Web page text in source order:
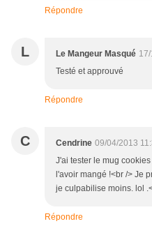
Répondre
L Le Mangeur Masqué
Testé et approuvé
Répondre
C Cendrine 09/04/2013
J'ai tester le mug
l'avoir mangé !<br /> Je
je culpabilise moins. lol
Répondre